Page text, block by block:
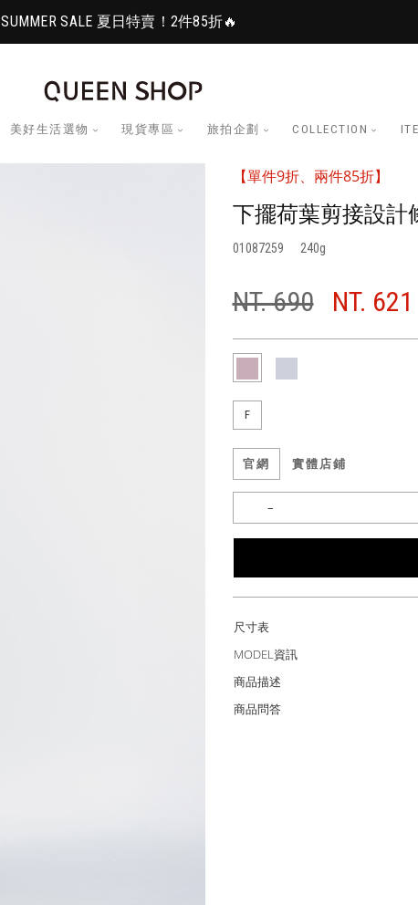
SUMMER SALE 夏日特賣！2件85折🔥
美好生活選物 現貨專區 旅拍企劃 COLLECTION
【單件9折、兩件85折】
下擺荷葉剪接設計
01087259 240
NT. 690 NT. 621
F
官網 實體店鋪
尺寸表
MODEL資訊
商品描述
商品問答